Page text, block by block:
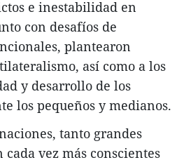
e inestabilidad en
con desafíos de
plantearon
así como a los
y desarrollo de los
los pequeños y medianos.
tanto grandes
cada vez más conscientes